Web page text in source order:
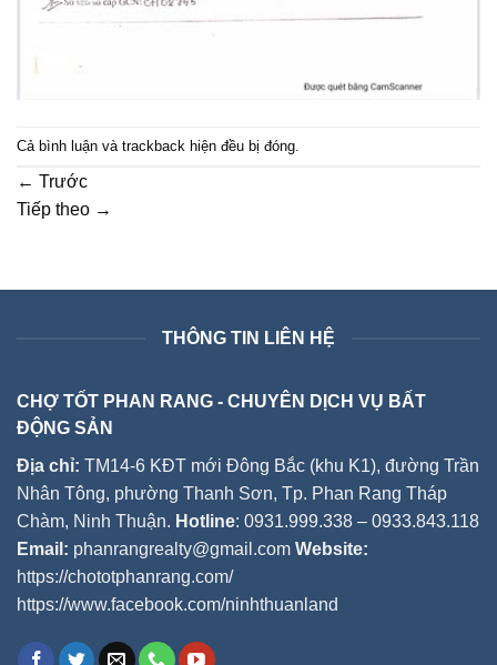
Cả bình luận và trackback hiện đều bị đóng.
← Trước
Tiếp theo →
THÔNG TIN LIÊN HỆ
CHỢ TỐT PHAN RANG - CHUYÊN DỊCH VỤ BẤT
ĐỘNG SẢN
Địa chỉ: TM14-6 KĐT mới Đông Bắc (khu K1), đường Trần
Nhân Tông, phường Thanh Sơn, Tp. Phan Rang Tháp
Chàm, Ninh Thuận. Hotline: 0931.999.338 – 0933.843.118
Email: phanrangrealty@gmail.com Website:
https://chototphanrang.com/
https://www.facebook.com/ninhthuanland